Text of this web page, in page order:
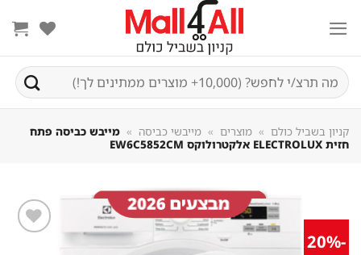
חיפוש
עבור:
קניון בשביל כולם מוצרים מייבשי כביסה
מייבש כביסה פתח
חזית ELECTROLUX אלקטרולוקס EW6C5852CM